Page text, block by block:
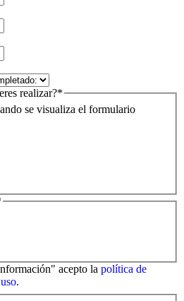
se visualiza el formulario
realizar?*
acepto la política de
.